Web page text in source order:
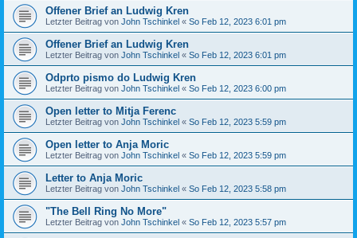
Offener Brief an Ludwig Kren
Letzter Beitrag von John Tschinkel « So Feb 12, 2023 6:01 pm
Offener Brief an Ludwig Kren
Letzter Beitrag von John Tschinkel « So Feb 12, 2023 6:01 pm
Odprto pismo do Ludwig Kren
Letzter Beitrag von John Tschinkel « So Feb 12, 2023 6:00 pm
Open letter to Mitja Ferenc
Letzter Beitrag von John Tschinkel « So Feb 12, 2023 5:59 pm
Open letter to Anja Moric
Letzter Beitrag von John Tschinkel « So Feb 12, 2023 5:59 pm
Letter to Anja Moric
Letzter Beitrag von John Tschinkel « So Feb 12, 2023 5:58 pm
"The Bell Ring No More"
Letzter Beitrag von John Tschinkel « So Feb 12, 2023 5:57 pm